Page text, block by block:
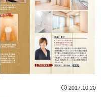
2017.10.20